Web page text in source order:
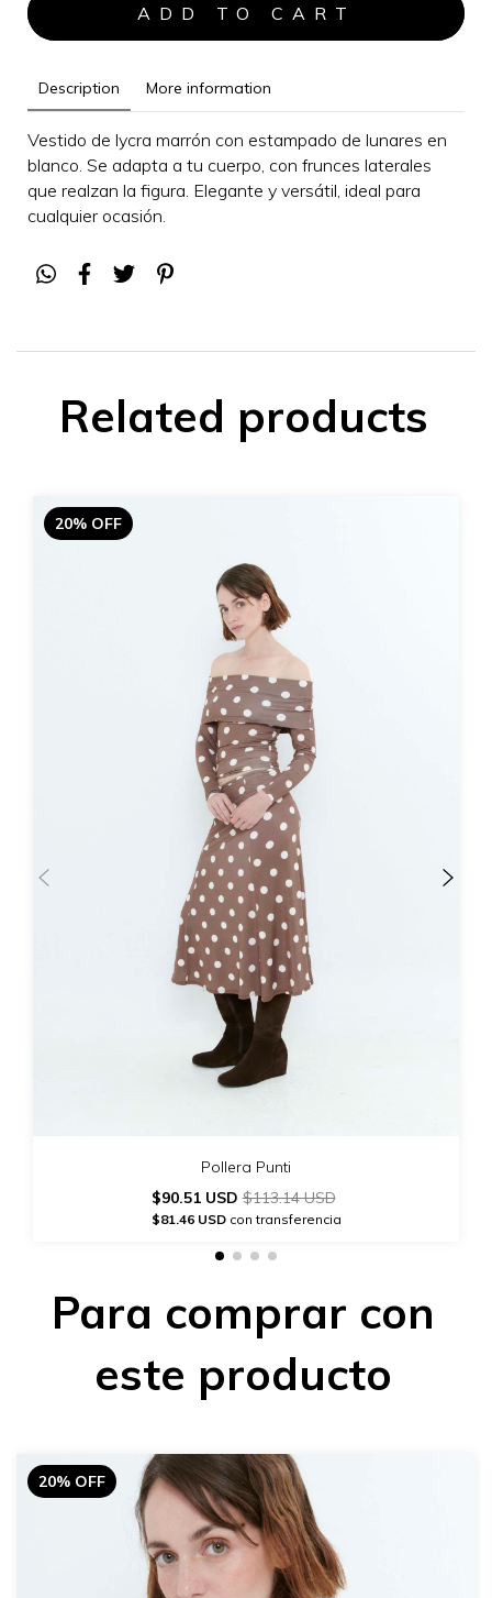
Description More information
Vestido de lycra marrón con estampado de lunares en
blanco. Se adapta a tu cuerpo, con frunces laterales
que realzan la figura. Elegante y versátil, ideal para
cualquier ocasión.
Related products
20% OFF
Pollera Punti
$90.51 USD$113.14 USD
$81.46 USDcon transferencia
Para comprar con
este producto
20% OFF